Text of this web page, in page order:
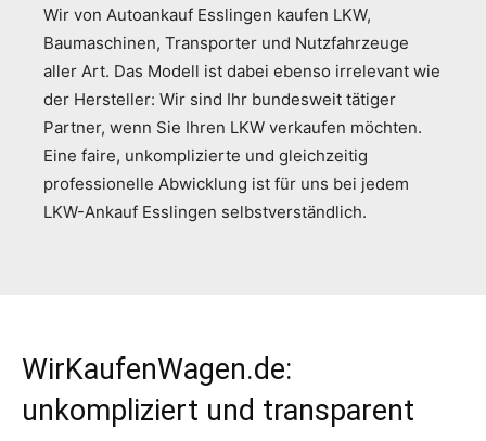
Wir von Autoankauf Esslingen kaufen LKW,
Baumaschinen, Transporter und Nutzfahrzeuge
aller Art. Das Modell ist dabei ebenso irrelevant wie
der Hersteller: Wir sind Ihr bundesweit tätiger
Partner, wenn Sie Ihren LKW verkaufen möchten.
Eine faire, unkomplizierte und gleichzeitig
professionelle Abwicklung ist für uns bei jedem
LKW-Ankauf Esslingen selbstverständlich.
WirKaufenWagen.de:
unkompliziert und transparent